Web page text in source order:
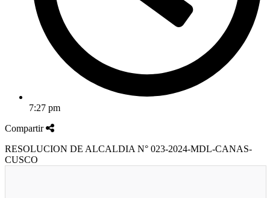
7:27 pm
Compartir
RESOLUCION DE ALCALDIA N° 023-2024-MDL-CANAS-
CUSCO